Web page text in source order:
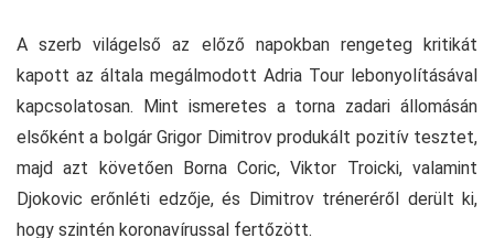
A szerb világelső az előző napokban rengeteg kritikát
kapott az általa megálmodott Adria Tour lebonyolításával
kapcsolatosan. Mint ismeretes a torna zadari állomásán
elsőként a bolgár Grigor Dimitrov produkált pozitív tesztet,
majd azt követően Borna Coric, Viktor Troicki, valamint
Djokovic erőnléti edzője, és Dimitrov tréneréről derült ki,
hogy szintén koronavírussal fertőzött.